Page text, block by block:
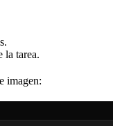
la tarea.
imagen: